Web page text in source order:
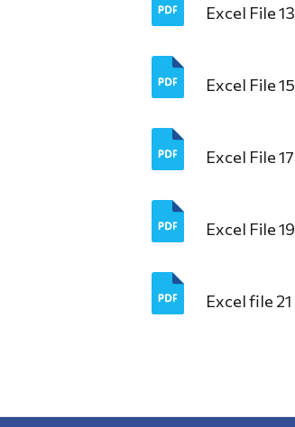
Excel File 13
Excel File 15
Excel File 17
Excel File 19
Excel file 21